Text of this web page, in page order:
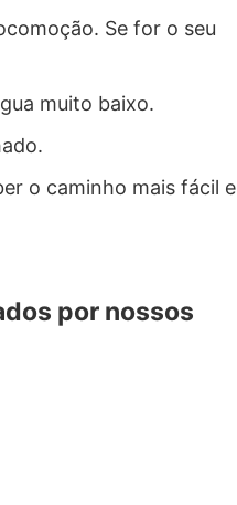
Se for o seu
muito baixo.
o caminho mais fácil e
por nossos